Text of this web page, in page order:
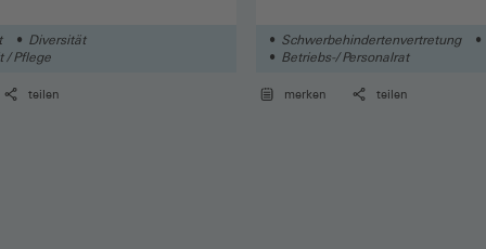
Diversität
/ Pflege
teilen
Schwerbehindertenvertretung
Betriebs-/ Personalrat
merken teilen